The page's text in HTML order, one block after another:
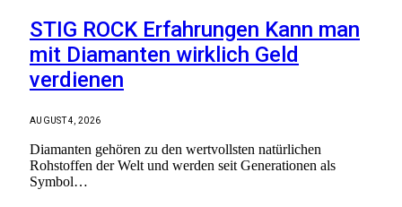
STIG ROCK Erfahrungen Kann man
mit Diamanten wirklich Geld
verdienen
AUGUST 4, 2026
Diamanten gehören zu den wertvollsten natürlichen
Rohstoffen der Welt und werden seit Generationen als
Symbol…